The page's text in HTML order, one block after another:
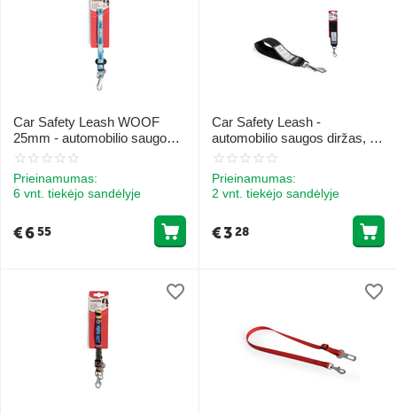
Car Safety Leash WOOF
25mm - automobilio saugos
diržas, 25mm pločio
Prieinamumas:
6 vnt. tiekėjo sandėlyje
€655
Car Safety Leash -
automobilio saugos diržas, 45
x 1700mm
Prieinamumas:
2 vnt. tiekėjo sandėlyje
€328